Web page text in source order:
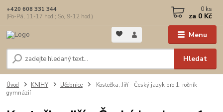
Menu
Hledat
+420 608 331 344
(Po-Pá, 11-17 hod.; So, 9-12 hod.)
0 ks
za 0 Kč
Úvod KNIHY Učebnice
Kostečka, Jiří - Český jazyk pro 1. ročník
gymnázií